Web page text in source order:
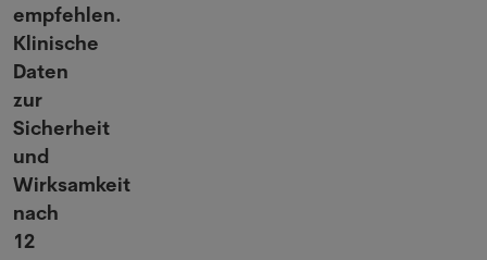
empfehlen.
Klinische
Daten
zur
Sicherheit
und
Wirksamkeit
nach
12